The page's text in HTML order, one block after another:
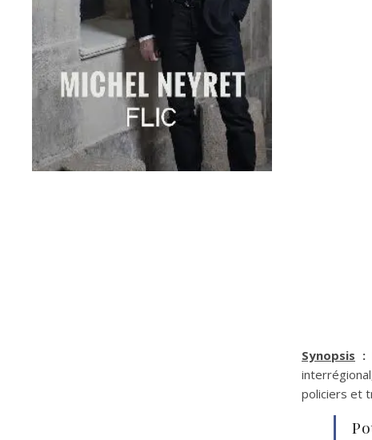
Synopsis :
policiers et